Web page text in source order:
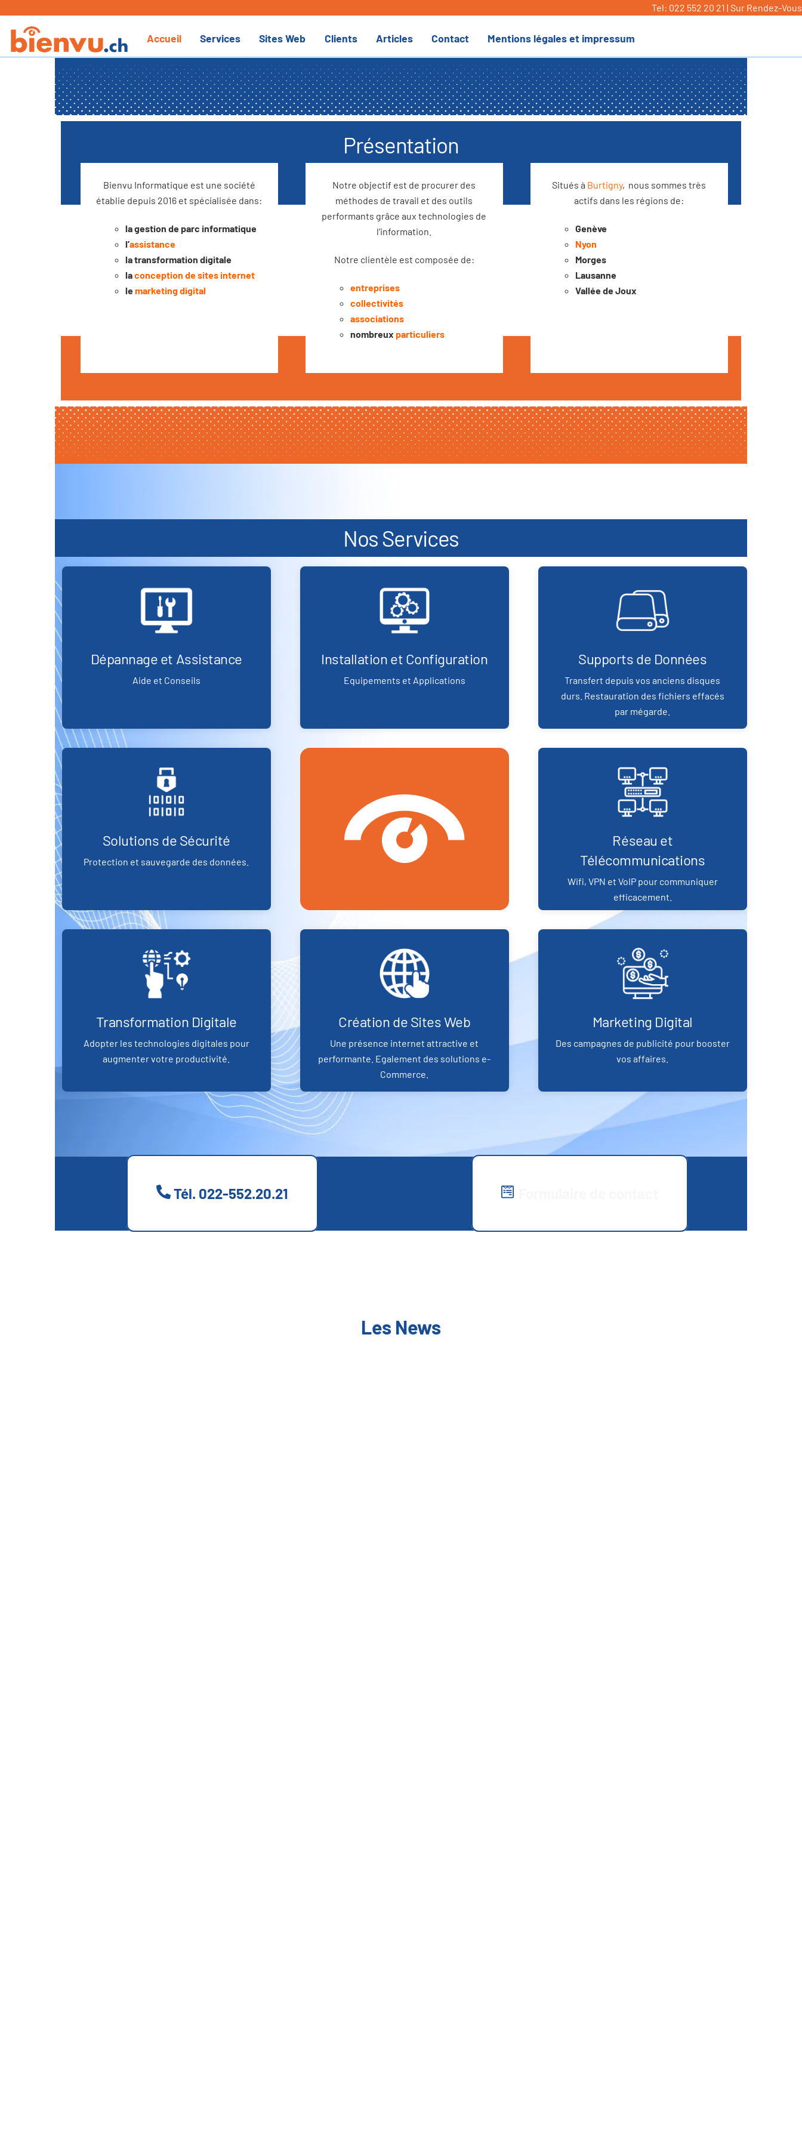
content
Tel: 022 552 20 21 | Sur Rendez-Vous
Accueil Services Sites Web Clients Articles Contact Mentions légales et impressum
Présentation
Bienvu Informatique est une société
établie depuis 2016 et spécialisée dans:
la gestion de parc informatique
l’assistance
la transformation digitale
laconception de sites internet
lemarketing digital
Notre objectif est de procurer des
méthodes de travail et des outils
performants grâce aux technologies de
l’information.
Notre clientèle est composée de:
entreprises
collectivités
associations
nombreuxparticuliers
Situés à Burtigny, nous sommes très
actifs dans les régions de:
Genève
Nyon
Morges
Lausanne
Vallée de Joux
Nos Services
Dépannage et Assistance
Aide et Conseils
Installation et Configuration
Equipements et Applications
Supports de Données
Transfert depuis vos anciens disques
durs. Restauration des fichiers effacés
par mégarde.
Solutions de Sécurité
Protection et sauvegarde des données.
Réseau et
Télécommunications
Wifi, VPN et VoIP pour communiquer
efficacement.
Transformation Digitale
Adopter les technologies digitales pour
augmenter votre productivité.
Création de Sites Web
Une présence internet attractive et
performante. Egalement des solutions e-
Commerce.
Marketing Digital
Des campagnes de publicité pour booster
vos affaires.
Tél. 022-552.20.21
Les News